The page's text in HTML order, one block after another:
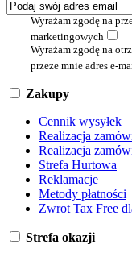
Wyrażam zgodę na
marketingowych
Wyrażam zgodę na
przeze mnie adres e-
Zakupy
Cennik wysyłek
Realizacja
Realizacja
Strefa Hurtowa
Reklamacje
Metody płatności
Zwrot Tax Free
Strefa okazji